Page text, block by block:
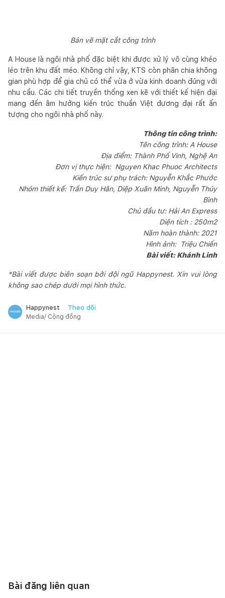
Bản vẽ mặt cắt công trình
A House là ngôi nhà phố đặc biệt khi được xử lý vô cùng khéo
léo trên khu đất méo. Không chỉ vậy, KTS còn phân chia không
gian phù hợp để gia chủ có thể vừa ở vừa kinh doanh đúng với
nhu cầu. Các chi tiết truyền thống xen kẽ với thiết kế hiện đại
mang đến âm hưởng kiến trúc thuần Việt đương đại rất ấn
tượng cho ngôi nhà phố này.
Thông tin công trình:
Tên công trình: A House
Địa điểm: Thành Phố Vinh, Nghệ An
Đơn vị thực hiện: Nguyen Khac Phuoc Architects
Kiến trúc sư phụ trách: Nguyễn Khắc Phước
Nhóm thiết kế: Trần Duy Hân, Diệp Xuân Minh, Nguyễn Thúy
Bình
Chủ đầu tư: Hải An Express
Diện tích : 250m2
Năm hoàn thành: 2021
Hình ảnh: Triệu Chiến
Bài viết: Khánh Linh
*Bài viết được biên soạn bởi đội ngũ Happynest. Xin vui lòng
không sao chép dưới mọi hình thức.
Happynest Theo dõi
Media/ Cộng đồng
Bài đăng liên quan